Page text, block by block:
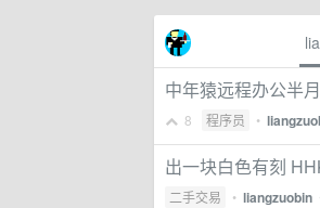
中年猿远程办公半
8 程序员 •
出一块白色有刻
二手交易 • liangzuobin